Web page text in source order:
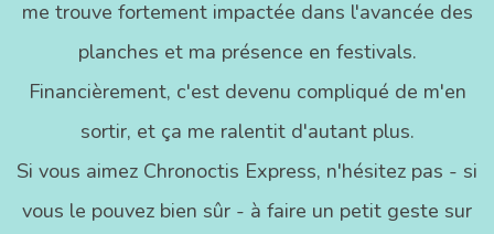
me trouve fortement impactée dans l'avancée des
planches et ma présence en festivals.
Financièrement, c'est devenu compliqué de m'en
sortir, et ça me ralentit d'autant plus.
Si vous aimez Chronoctis Express, n'hésitez pas - si
vous le pouvez bien sûr - à faire un petit geste sur